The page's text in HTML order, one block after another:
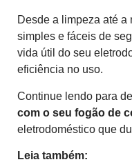
Desde a limpeza até
simples e fáceis de
vida útil do seu
eficiência no uso.
Continue lendo para
com o seu fogão de
eletrodoméstico que
Leia também: